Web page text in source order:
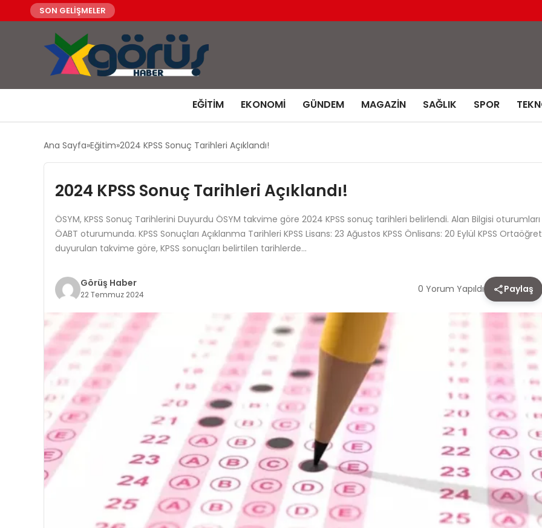
SON GELİŞMELER
EĞITIM EKONOMI GÜNDEM MAGAZIN SAĞLIK SPOR
Ana Sayfa Eğitim 2024 KPSS Sonuç Tarihleri Açıklandı!
2024 KPSS Sonuç Tarihleri Açıklandı!
ÖSYM, KPSS Sonuç Tarihlerini Duyurdu ÖSYM takvime göre 2024 KPSS sonuç tarihleri belirlendi. Alan Bilgisi
ÖABT oturumunda. KPSS Sonuçları Açıklanma Tarihleri KPSS Lisans: 23 Ağustos KPSS Önlisans: 20 Eylül KPSS
duyurulan takvime göre, KPSS sonuçları belirtilen tarihlerde…
Görüş Haber
22 Temmuz 2024 0 Yorum Yapıldı Paylaş